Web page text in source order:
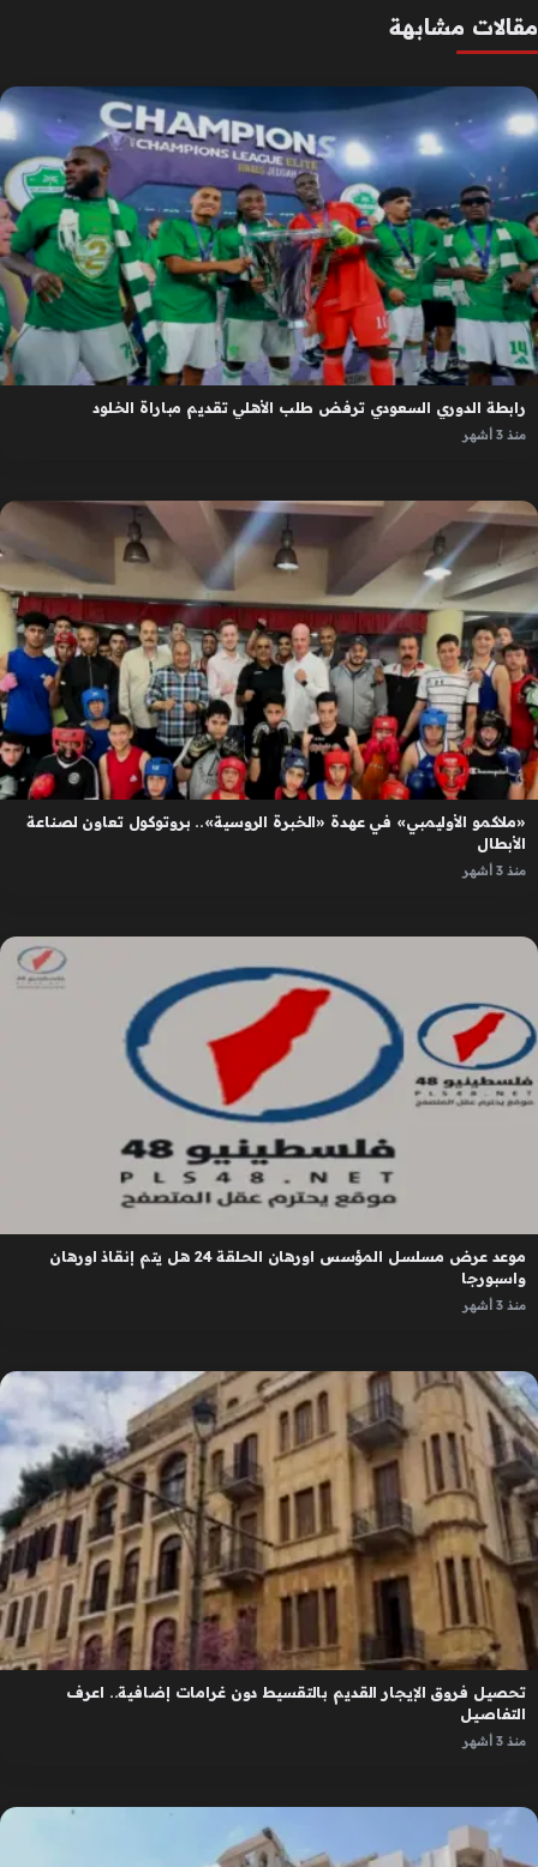
مقالات مشابهة
رابطة الدوري السعودي ترفض طلب الأهلي تقديم مباراة الخلود
منذ 3 أشهر
«ملاكمو الأوليمبي» في عهدة «الخبرة الروسية».. بروتوكول تعاون لصناعة
الأبطال
منذ 3 أشهر
موعد عرض مسلسل المؤسس اورهان الحلقة 24 هل يتم إنقاذ اورهان
واسبورجا
منذ 3 أشهر
تحصيل فروق الإيجار القديم بالتقسيط دون غرامات إضافية.. اعرف
التفاصيل
منذ 3 أشهر